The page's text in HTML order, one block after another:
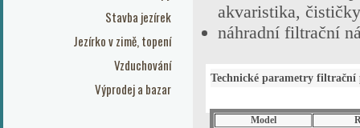
Stavba jezírek
Jezírko v zimě, topení
Vzduchování
Výprodej a bazar
akvaristika,
náhradní filtrační
Technické parametry filtrační
Model